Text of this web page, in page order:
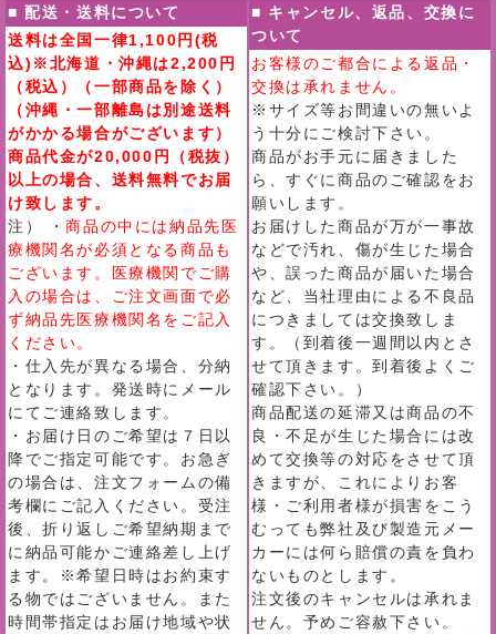
■ 配送・送料について
送料は全国一律1,100円(税
込)※北海道・沖縄は2,200円
（税込）（一部商品を除く）
（沖縄・一部離島は別途送料
がかかる場合がございます）
商品代金が20,000円（税抜）
以上の場合、送料無料でお届
け致します。
注） ・商品の中には納品先医
療機関名が必須となる商品も
ございます。医療機関でご購
入の場合は、ご注文画面で必
ず納品先医療機関名をご記入
ください。
・仕入先が異なる場合、分納
となります。発送時にメール
にてご連絡致します。
・お届け日のご希望は７日以
降でご指定可能です。お急ぎ
の場合は、注文フォームの備
考欄にご記入ください。受注
後、折り返しご希望納期まで
に納品可能かご連絡差し上げ
ます。※希望日時はお約束す
る物ではございません。また
時間帯指定はお届け地域や状
■ キャンセル、返品、交換に
ついて
お客様のご都合による返品・
交換は承れません。
※サイズ等お間違いの無いよ
う十分にご検討下さい。
商品がお手元に届きました
ら、すぐに商品のご確認をお
願いします。
お届けした商品が万が一事故
などで汚れ、傷が生じた場合
や、誤った商品が届いた場合
など、当社理由による不良品
につきましては交換致しま
す。（到着後一週間以内とさ
せて頂きます。到着後よくご
確認下さい。）
商品配送の延滞又は商品の不
良・不足が生じた場合には改
めて交換等の対応をさせて頂
きますが、これによりお客
様・ご利用者様が損害をこう
むっても弊社及び製造元メー
カーには何ら賠償の責を負わ
ないものとします。
注文後のキャンセルは承れま
せん。予めご容赦下さい。